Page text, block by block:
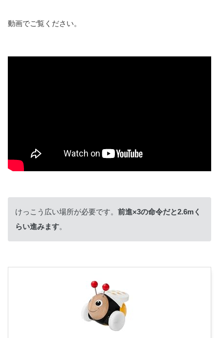
動画でご覧ください。
けっこう広い場所が必要です。 前進×3の命令だと2.6mく
らい進みます。